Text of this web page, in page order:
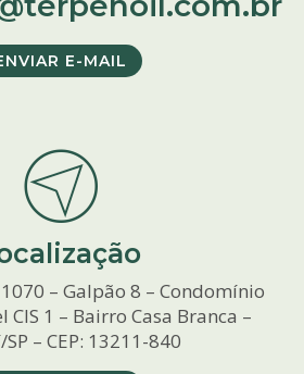
E-MAIL
– Galpão 8 – Condomínio
1 – Bairro Casa Branca –
– CEP: 13211-840